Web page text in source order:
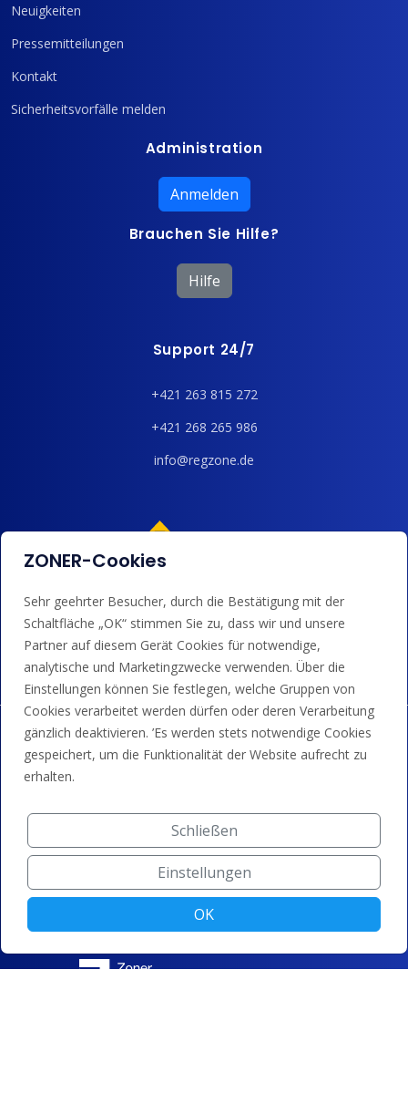
Neuigkeiten
Pressemitteilungen
Kontakt
Sicherheitsvorfälle melden
Administration
Anmelden
Brauchen Sie Hilfe?
Hilfe
Support 24/7
+421 263 815 272
+421 268 265 986
info@regzone.de
Wir akzeptieren Kartenzahlungen, Google/Apple Pay,
Banküberweisungen und Guthaben.
ZONER-Cookies
Sehr geehrter Besucher, durch die Bestätigung mit der
Schaltfläche „OK“ stimmen Sie zu, dass wir und unsere
Partner auf diesem Gerät Cookies für notwendige,
analytische und Marketingzwecke verwenden. Über die
Einstellungen können Sie festlegen, welche Gruppen von
Cookies verarbeitet werden dürfen oder deren Verarbeitung
gänzlich deaktivieren. ’Es werden stets notwendige Cookies
gespeichert, um die Funktionalität der Website aufrecht zu
erhalten.
Schließen
Einstellungen
OK